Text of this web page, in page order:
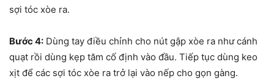
sợi tóc xòe ra.
Bước 4: Dùng tay điều chỉnh cho nút gập xòe ra như cánh
quạt rồi dùng kẹp tăm cố định vào đầu. Tiếp tục dùng keo
xịt để các sợi tóc xòe ra trở lại vào nếp cho gọn gàng.